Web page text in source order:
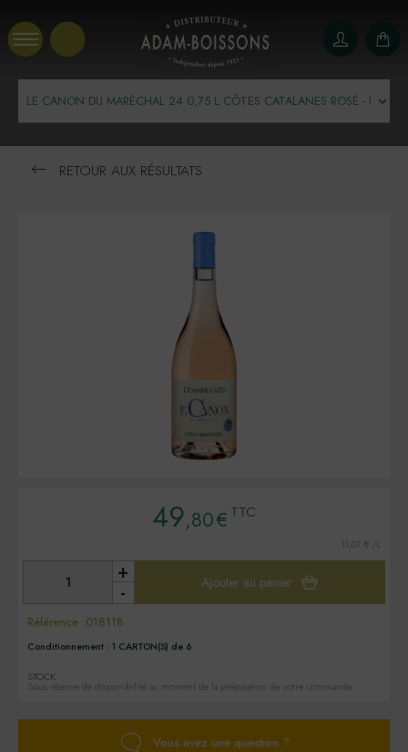
RETOUR AUX RÉSULTATS
49,80€ TTC
11,07 € /L
-
+ Ajouter au panier
Référence :018118
Conditionnement : 1 CARTON(S) de 6
STOCK
Sous réserve de disponibilité au moment de la préparation de votre commande.
Vous avez une question ?